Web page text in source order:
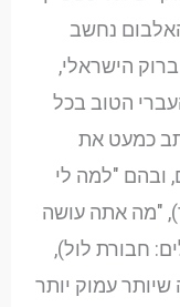
נחשב
הישראלי,
הטוב בכל
כמעט את
ובהם "למה לי
"מה אתה עושה
חבורת לול),
עמוק יותר